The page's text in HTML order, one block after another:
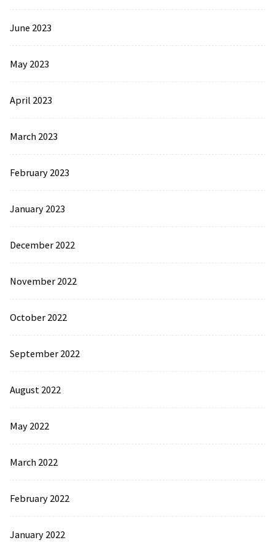
June 2023
May 2023
April 2023
March 2023
February 2023
January 2023
December 2022
November 2022
October 2022
September 2022
August 2022
May 2022
March 2022
February 2022
January 2022